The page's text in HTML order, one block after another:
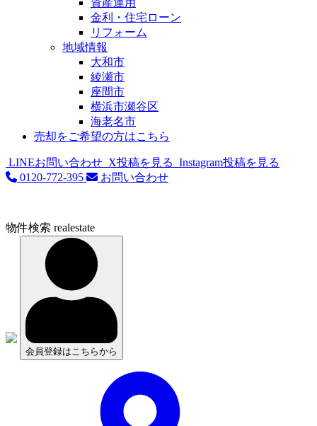
資産運用
金利・住宅ローン
リフォーム
地域情報
大和市
綾瀬市
座間市
横浜市瀬谷区
海老名市
売却をご希望の方はこちら
LINEお問い合わせ X投稿を見る Instagram投稿を見る
0120-772-395
お問い合わせ
物件検索 realestate
会員登録はこちらから